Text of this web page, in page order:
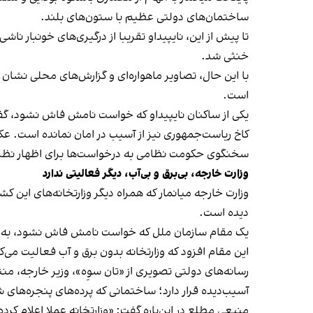
ساختمان‌های دولتی عظیم با ستون‌های بلند.
تا پیش از این، نایپیداو تقریبا از درگیری‌های
خنثی شد.
با این حال، تصاویر ماهواره‌ای و گزارش‌های محلی
است.
یکی از ساکنان نایپیداو که خواست نامش فاش نشود،
کاخ ریاست‌جمهوری نیز از آسیب در امان نمانده است.
سخنگوی حکومت نظامی به درخواست‌ها برای اظهار
وزارت خارجه، بی‌برق و بی‌آب، دیگر فعالیتی ندارد
وزارت خارجه میانمار که همراه دیگر وزارتخانه‌های
دیده است.
یک مقام سازمان ملل که خواست نامش فاش نشود، به
این مقام افزود که وزارتخانه بدون برق و آب فعالیت
رسانه‌های دولتی تصویری از «تان سوِه»، وزیر خارجه،
آسیب‌دیده قرار دارد؛ ساختمانی که پرده‌های